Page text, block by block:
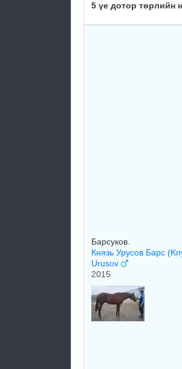
5 үе дотор төрлийн
Барсуков.
Князь Урусов Барс
Urusov
2015